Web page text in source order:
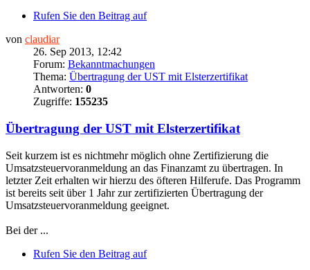
Rufen Sie den Beitrag auf
von claudiar
26. Sep 2013, 12:42
Forum: Bekanntmachungen
Thema: Übertragung der UST mit Elsterzertifikat
Antworten: 0
Zugriffe: 155235
Übertragung der UST mit Elsterzertifikat
Seit kurzem ist es nichtmehr möglich ohne Zertifizierung die
Umsatzsteuervoranmeldung an das Finanzamt zu übertragen. In
letzter Zeit erhalten wir hierzu des öfteren Hilferufe. Das Programm
ist bereits seit über 1 Jahr zur zertifizierten Übertragung der
Umsatzsteuervoranmeldung geeignet.
Bei der ...
Rufen Sie den Beitrag auf